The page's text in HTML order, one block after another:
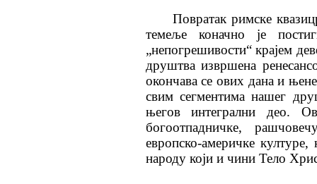
Повратак римске
темеље коначно је
„непогрешивости“ крајем
друштва извршена
окончава се ових дана и
свим сегментима нашег
његов интегрални део.
богоотпадничке,
европско-америчке
народу који и чини Тело